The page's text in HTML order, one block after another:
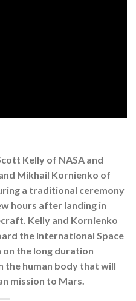
Kelly of NASA and
Mikhail Kornienko of
a traditional ceremony
hours after landing in
Kelly and Kornienko
the International Space
the long duration
the human body that will
mission to Mars.